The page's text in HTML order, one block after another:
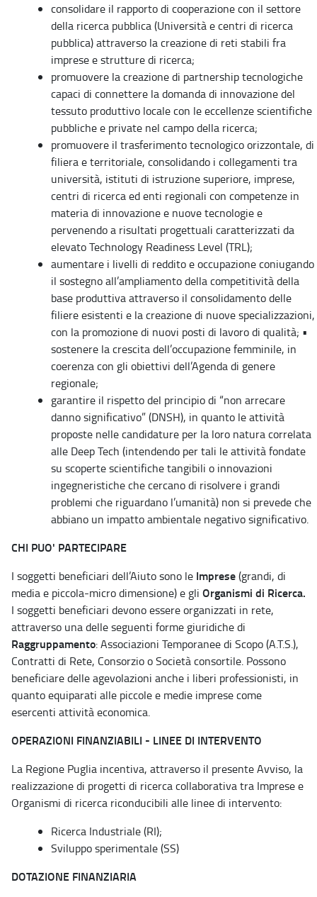
consolidare il rapporto di cooperazione con il settore
della ricerca pubblica (Università e centri di ricerca
pubblica) attraverso la creazione di reti stabili fra
imprese e strutture di ricerca;
promuovere la creazione di partnership tecnologiche
capaci di connettere la domanda di innovazione del
tessuto produttivo locale con le eccellenze scientifiche
pubbliche e private nel campo della ricerca;
promuovere il trasferimento tecnologico orizzontale, di
filiera e territoriale, consolidando i collegamenti tra
università, istituti di istruzione superiore, imprese,
centri di ricerca ed enti regionali con competenze in
materia di innovazione e nuove tecnologie e
pervenendo a risultati progettuali caratterizzati da
elevato Technology Readiness Level (TRL);
aumentare i livelli di reddito e occupazione coniugando
il sostegno all’ampliamento della competitività della
base produttiva attraverso il consolidamento delle
filiere esistenti e la creazione di nuove specializzazioni,
con la promozione di nuovi posti di lavoro di qualità; •
sostenere la crescita dell’occupazione femminile, in
coerenza con gli obiettivi dell’Agenda di genere
regionale;
garantire il rispetto del principio di “non arrecare
danno significativo” (DNSH), in quanto le attività
proposte nelle candidature per la loro natura correlata
alle Deep Tech (intendendo per tali le attività fondate
su scoperte scientifiche tangibili o innovazioni
ingegneristiche che cercano di risolvere i grandi
problemi che riguardano l’umanità) non si prevede che
abbiano un impatto ambientale negativo significativo.
CHI PUO' PARTECIPARE
I soggetti beneficiari dell’Aiuto sono le Imprese(grandi, di
media e piccola-micro dimensione) e gli Organismi di Ricerca.
I soggetti beneficiari devono essere organizzati in rete,
attraverso una delle seguenti forme giuridiche di
Raggruppamento: Associazioni Temporanee di Scopo (A.T.S.),
Contratti di Rete, Consorzio o Società consortile. Possono
beneficiare delle agevolazioni anche i liberi professionisti, in
quanto equiparati alle piccole e medie imprese come
esercenti attività economica.
OPERAZIONI FINANZIABILI - LINEE DI INTERVENTO
La Regione Puglia incentiva, attraverso il presente Avviso, la
realizzazione di progetti di ricerca collaborativa tra Imprese e
Organismi di ricerca riconducibili alle linee di intervento:
Ricerca Industriale (RI);
Sviluppo sperimentale (SS)
DOTAZIONE FINANZIARIA